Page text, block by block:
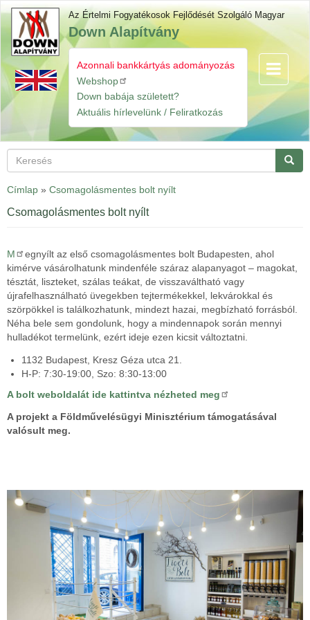
Ugrás
tartalomra
Az Értelmi Fogyatékosok Fejlődését Szolgáló Magyar
Down Alapítvány
Gyorslinkek
Azonnali bankkártyás adományozás
Webshop
Down babája született?
Aktuális hírlevelünk / Feliratkozás
Navigáció
Keresés
Címlap » Csomagolásmentes bolt nyílt
Csomagolásmentes bolt nyílt
M
egnyílt az első csomagolásmentes bolt Budapesten, ahol
kimérve vásárolhatunk mindenféle száraz alapanyagot – magokat,
tésztát, liszteket, szálas teákat, de visszaváltható vagy
újrafelhasználható üvegekben tejtermékekkel, lekvárokkal és
szörpökkel is találkozhatunk, mindezt hazai, megbízható forrásból.
Néha bele sem gondolunk, hogy a mindennapok során mennyi
hulladékot termelünk, ezért ideje ezen kicsit változtatni.
1132 Budapest, Kresz Géza utca 21.
H-P: 7:30-19:00, Szo: 8:30-13:00
A bolt weboldalát ide kattintva nézheted meg
A projekt a Földművelésügyi Minisztérium támogatásával
valósult meg.